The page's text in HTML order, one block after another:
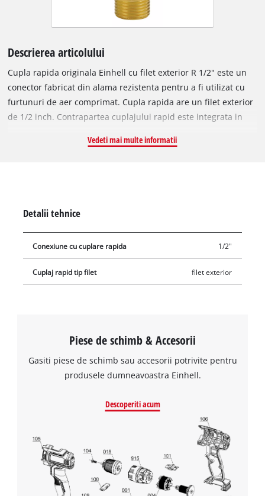
Descrierea articolului
Cupla rapida originala Einhell cu filet exterior R 1/2" este un
conector fabricat din alama rezistenta pentru a fi utilizat cu
furtunuri de aer comprimat. Cupla rapida are un filet exterior
de 1/2 inch. Contrapartea cuplajului rapid este integrata in
compresorul la un furtun de aer comprimat.
Vedeti mai multe informatii
Detalii tehnice
Conexiune cu cuplare rapida 1/2"
Cuplaj rapid tip filet filet exterior
Piese de schimb & Accesorii
Gasiti piese de schimb sau accesorii potrivite pentru
produsele dumneavoastra Einhell.
Descoperiti acum